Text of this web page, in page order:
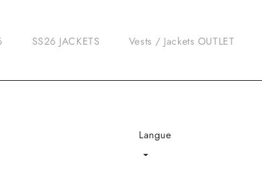
SS26 JACKETS Vests / Jackets OUTLET
Langue